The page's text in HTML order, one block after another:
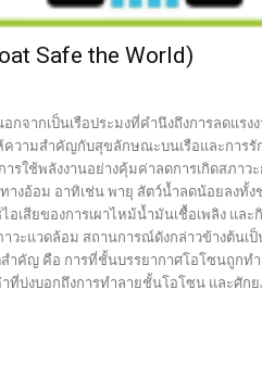
Safe the World)
อกจากเป็นเรือประมงที่คำนึงถึงการลดแร
ความสำคัญกับสุขลักษณะบนเรือและการ
รใช้พลังงานอย่างคุ้มค่าลดการเกิดสภา
างอ้อม อาทิเช่น พายุ สัตว์น้ำลดน้อยลงทั้
เสียของการเผาไหม้น้ำมันเชื้อเพลิง แล
วะแวดล้อม สถานการณ์ดังกล่าวข้างต้นเ
คัญ คือ การที่ชั้นบรรยากาศโอโซนถูกทำ
ที่บ่งบอกถึงการทำลายชั้นโอโซน และศัก